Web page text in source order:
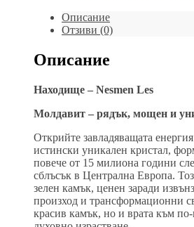
Описание
Отзиви (0)
Описание
Находище – Nesmen Les
Молдавит – рядък, мощен и
Открийте завладяващата
истински уникален кристал,
повече от 15 милиона години
сблъсък в Централна Европа.
зелен камък, ценен заради
произход и трансформационни
красив камък, но и врата към